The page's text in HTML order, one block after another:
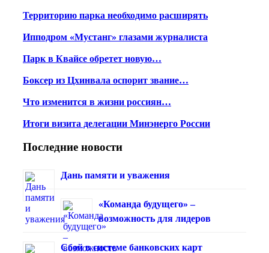
Территорию парка необходимо расширять
Ипподром «Мустанг» глазами журналиста
Парк в Квайсе обретет новую…
Боксер из Цхинвала оспорит звание…
Что изменится в жизни россиян…
Итоги визита делегации Минэнерго России
Последние новости
Дань памяти и уважения
«Команда будущего» –
возможность для лидеров
Сбой в системе банковских карт